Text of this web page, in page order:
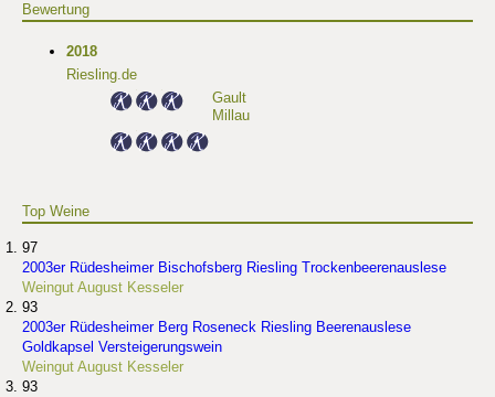
Bewertung
2018
Riesling.de
Gault
Millau
Top Weine
97
2003er Rüdesheimer Bischofsberg Riesling Trockenbeerenauslese
Weingut August Kesseler
93
2003er Rüdesheimer Berg Roseneck Riesling Beerenauslese
Goldkapsel Versteigerungswein
Weingut August Kesseler
93